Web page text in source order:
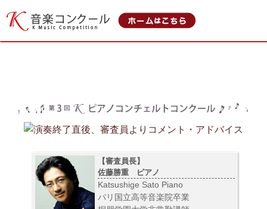
【審査員長】
佐藤勝重 ピアノ
Katsushige Sato Piano
パリ国立高等音楽院卒業